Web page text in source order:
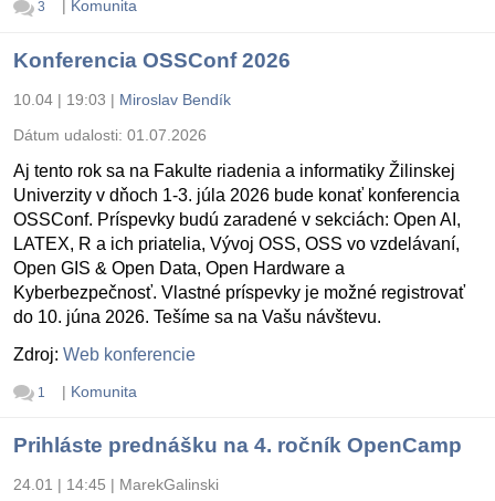
3 Komunita
Konferencia OSSConf 2026
10.04 | 19:03 | Miroslav Bendík
Dátum udalosti: 01.07.2026
Aj tento rok sa na Fakulte riadenia a informatiky Žilinskej
Univerzity v dňoch 1-3. júla 2026 bude konať konferencia
OSSConf. Príspevky budú zaradené v sekciách: Open AI,
LATEX, R a ich priatelia, Vývoj OSS, OSS vo vzdelávaní,
Open GIS & Open Data, Open Hardware a
Kyberbezpečnosť. Vlastné príspevky je možné registrovať
do 10. júna 2026. Tešíme sa na Vašu návštevu.
Zdroj: Web konferencie
1 | Komunita
Prihláste prednášku na 4. ročník OpenCamp
24.01 | 14:45 | MarekGalinski